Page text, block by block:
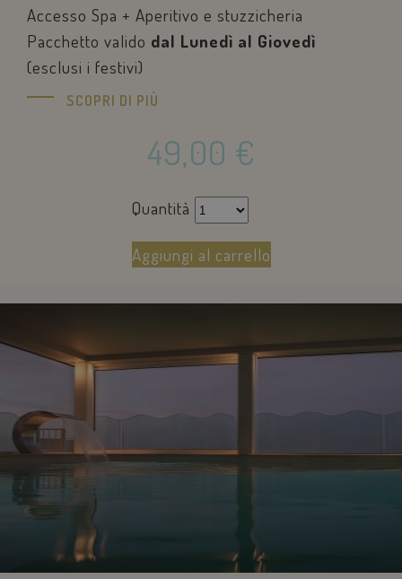
Accesso Spa + Aperitivo e stuzzicheria
Pacchetto valido dal Lunedì al Giovedì
(esclusi i festivi)
SCOPRI DI PIÙ
49,00 €
Quantità
Aggiungi al carrello